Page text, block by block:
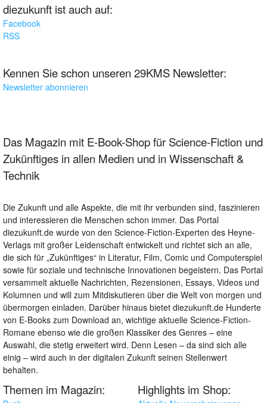
diezukunft ist auch auf:
Facebook
RSS
Kennen Sie schon unseren 29KMS Newsletter:
Newsletter abonnieren
Das Magazin mit E-Book-Shop für Science-Fiction und
Zukünftiges in allen Medien und in Wissenschaft &
Technik
Die Zukunft und alle Aspekte, die mit ihr verbunden sind, faszinieren
und interessieren die Menschen schon immer. Das Portal
diezukunft.de wurde von den Science-Fiction-Experten des Heyne-
Verlags mit großer Leidenschaft entwickelt und richtet sich an alle,
die sich für „Zukünftiges“ in Literatur, Film, Comic und Computerspiel
sowie für soziale und technische Innovationen begeistern. Das Portal
versammelt aktuelle Nachrichten, Rezensionen, Essays, Videos und
Kolumnen und will zum Mitdiskutieren über die Welt von morgen und
übermorgen einladen. Darüber hinaus bietet diezukunft.de Hunderte
von E-Books zum Download an, wichtige aktuelle Science-Fiction-
Romane ebenso wie die großen Klassiker des Genres – eine
Auswahl, die stetig erweitert wird. Denn Lesen – da sind sich alle
einig – wird auch in der digitalen Zukunft seinen Stellenwert
behalten.
Themen im Magazin: Highlights im Shop: